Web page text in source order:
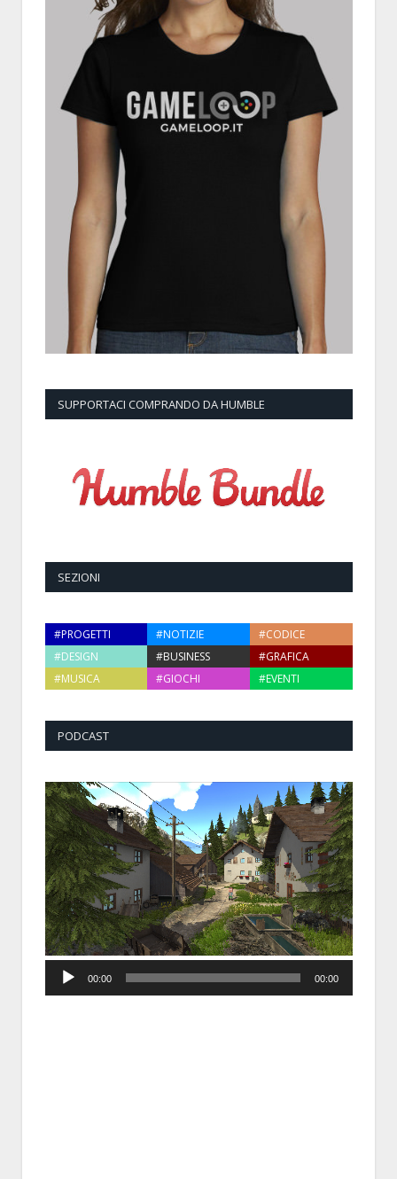
SUPPORTACI COMPRANDO DA HUMBLE
SEZIONI
#PROGETTI #NOTIZIE
#CODICE
#DESIGN
#BUSINESS
#GRAFICA
#MUSICA
#GIOCHI #EVENTI
PODCAST
Player
00:00 00:00